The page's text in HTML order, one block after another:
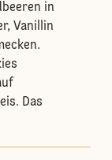
in
Vanillin
Das